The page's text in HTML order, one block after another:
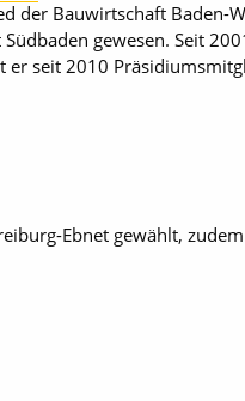
der Bauwirtschaft Baden-
gewesen. Seit
seit 2010
Ebnet gewählt,